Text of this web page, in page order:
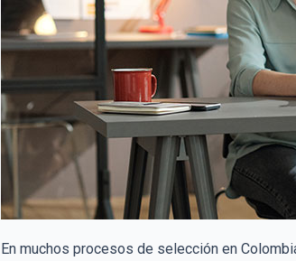
En muchos procesos de selección en